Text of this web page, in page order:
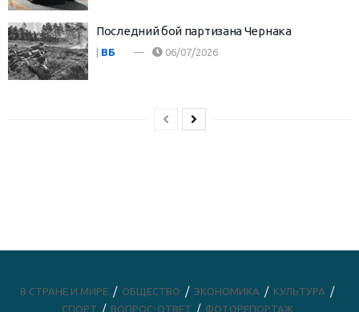
Последний бой партизана Чернака
ВБ 06/07/2026
В СТРАНЕ И МИРЕ ОБЩЕСТВО ЭКОНОМИКА
КУЛЬТУРА
СПОРТ
ВОПРОС-ОТВЕТ ФОТОРЕПОРТАЖ